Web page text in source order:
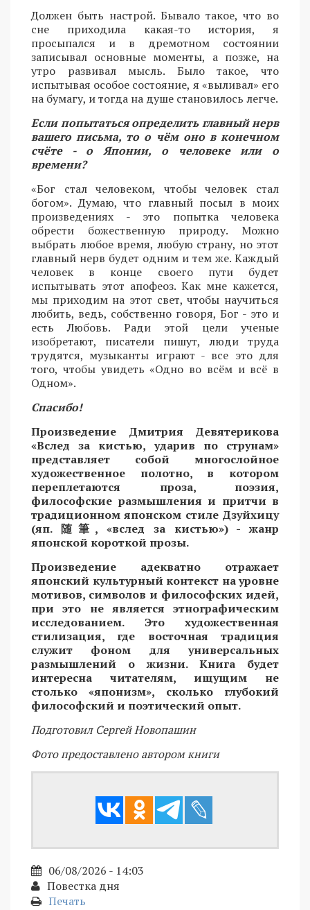
Должен быть настрой. Бывало такое, что во
сне приходила какая-то история, я
просыпался и в дремотном состоянии
записывал основные моменты, а позже, на
утро развивал мысль. Было такое, что
испытывая особое состояние, я «выливал» его
на бумагу, и тогда на душе становилось легче.
Если попытаться определить главный нерв
вашего письма, то о чём оно в конечном
счёте - о Японии, о человеке или о
времени?
«Бог стал человеком, чтобы человек стал
богом». Думаю, что главный посыл в моих
произведениях - это попытка человека
обрести божественную природу. Можно
выбрать любое время, любую страну, но этот
главный нерв будет одним и тем же. Каждый
человек в конце своего пути будет
испытывать этот апофеоз. Как мне кажется,
мы приходим на этот свет, чтобы научиться
любить, ведь, собственно говоря, Бог - это и
есть Любовь. Ради этой цели ученые
изобретают, писатели пишут, люди труда
трудятся, музыканты играют - все это для
того, чтобы увидеть «Одно во всём и всё в
Одном».
Спасибо!
Произведение Дмитрия Девятерикова
«Вслед за кистью, ударив по струнам»
представляет собой многослойное
художественное полотно, в котором
переплетаются проза, поэзия,
философские размышления и притчи в
традиционном японском стиле Дзуйхицу
(яп. 随筆 , «вслед за кистью») - жанр
японской короткой прозы.
Произведение адекватно отражает
японский культурный контекст на уровне
мотивов, символов и философских идей,
при это не является этнографическим
исследованием. Это художественная
стилизация, где восточная традиция
служит фоном для универсальных
размышлений о жизни. Книга будет
интересна читателям, ищущим не
столько «японизм», сколько глубокий
философский и поэтический опыт.
Подготовил Сергей Новопашин
Фото предоставлено автором книги
06/08/2026 - 14:03
Повестка дня
Печать